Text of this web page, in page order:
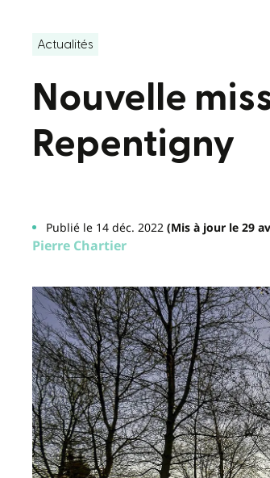
Actualités
Nouvelle
Repentigny
Publié le 14 déc. 2022 (Mis à jour le 29
Pierre Chartier